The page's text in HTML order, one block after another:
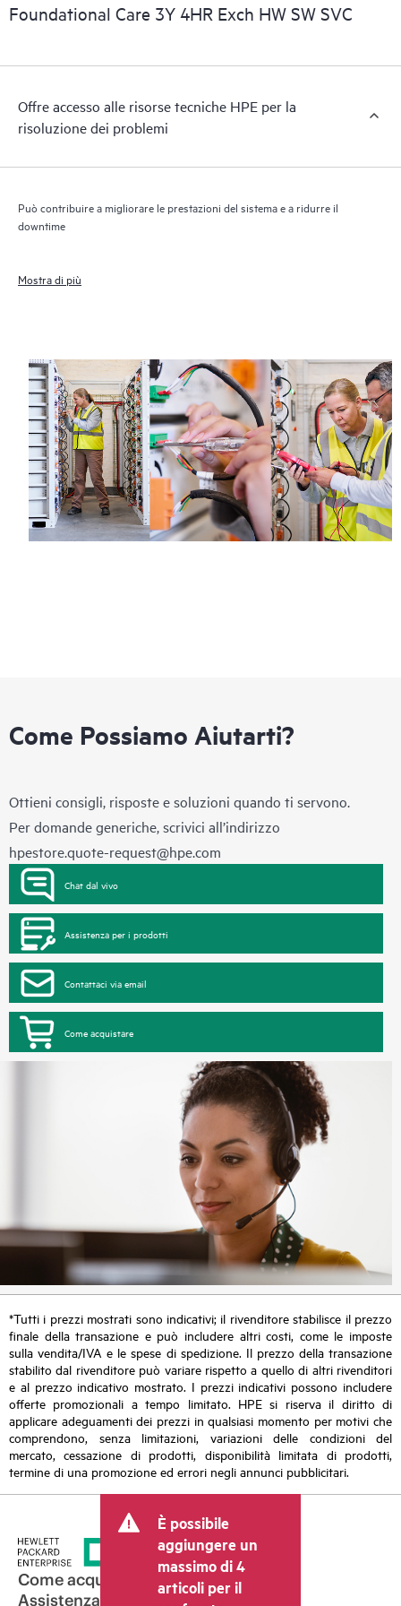
Foundational Care 3Y 4HR Exch HW SW SVC
Offre accesso alle risorse tecniche HPE per la
risoluzione dei problemi
Può contribuire a migliorare le prestazioni del sistema e a ridurre il
downtime
Mostra di più
Come Possiamo Aiutarti?
Ottieni consigli, risposte e soluzioni quando ti servono.
Per domande generiche, scrivici all’indirizzo
hpestore.quote-request@hpe.com
Chat dal vivo
Assistenza per i prodotti
Contattaci via email
Come acquistare
*Tutti i prezzi mostrati sono indicativi; il rivenditore stabilisce il prezzo
finale della transazione e può includere altri costi, come le imposte
sulla vendita/IVA e le spese di spedizione. Il prezzo della transazione
stabilito dal rivenditore può variare rispetto a quello di altri rivenditori
e al prezzo indicativo mostrato. I prezzi indicativi possono includere
offerte promozionali a tempo limitato. HPE si riserva il diritto di
applicare adeguamenti dei prezzi in qualsiasi momento per motivi che
comprendono, senza limitazioni, variazioni delle condizioni del
mercato, cessazione di prodotti, disponibilità limitata di prodotti,
termine di una promozione ed errori negli annunci pubblicitari.
È possibile
aggiungere un
massimo di 4
articoli per il
Come acquistare
Assistenza per i prodotti